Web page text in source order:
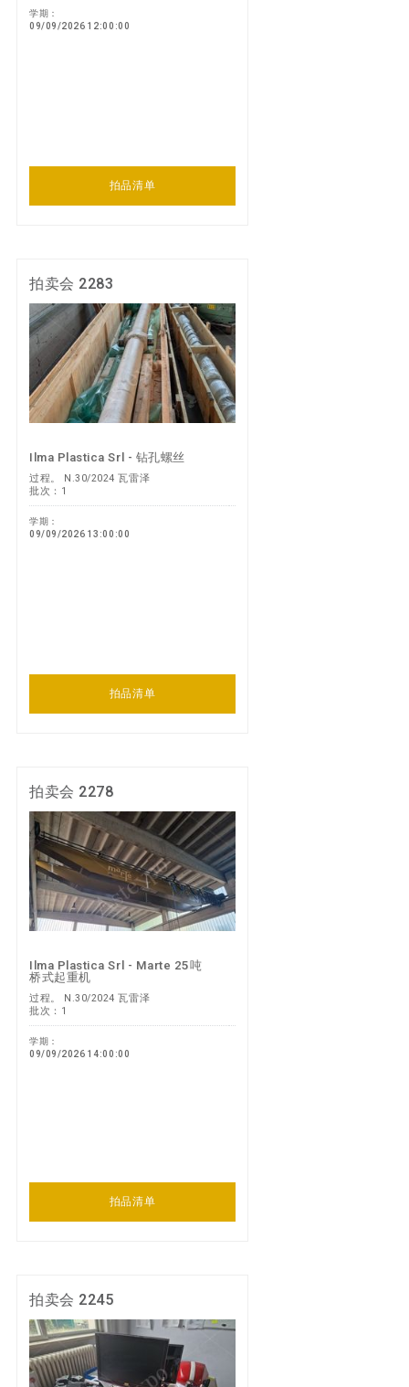
学期：
09/09/2026 12:00:00
拍品清单
拍卖会 2283
Ilma Plastica Srl - 钻孔螺丝
过程。 N.30/2024 瓦雷泽
批次：1
学期：
09/09/2026 13:00:00
拍品清单
拍卖会 2278
Ilma Plastica Srl - Marte 25吨
桥式起重机
过程。 N.30/2024 瓦雷泽
批次：1
学期：
09/09/2026 14:00:00
拍品清单
拍卖会 2245